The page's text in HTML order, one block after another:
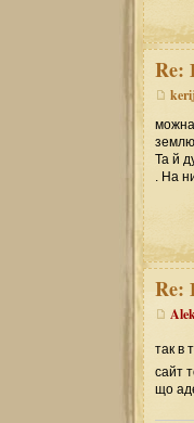
Re:
можна
землю
Та й
. На
Re:
так в
сайт
що